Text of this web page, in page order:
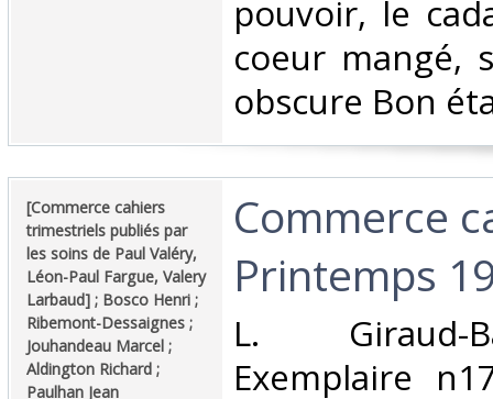
pouvoir, le
coeur mangé,
obscure Bon
‎[Commerce cahiers
trimestriels publiés par
les soins de Paul Valéry,
Léon-Paul Fargue, Valery
Larbaud] ; Bosco Henri ;
Ribemont-Dessaignes ;
Jouhandeau Marcel ;
Aldington Richard ;
Paulhan Jean‎
‎Commerce
Printemps
‎L. Giraud-
Exemplaire